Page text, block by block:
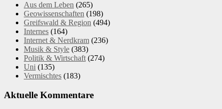
Aus dem Leben (265)
Geowissenschaften (198)
Greifswald & Region (494)
Internes (164)
Internet & Nerdkram (236)
Musik & Style (383)
Politik & Wirtschaft (274)
Uni (135)
Vermischtes (183)
Aktuelle Kommentare